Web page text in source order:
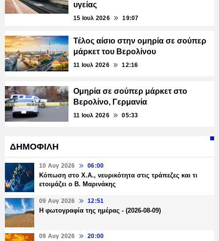
υγείας
15 Ιουλ 2026 19:07
Τέλος αίσιο στην ομηρία σε σούπερ
μάρκετ του Βερολίνου
11 Ιουλ 2026 12:16
Ομηρία σε σούπερ μάρκετ στο
Βερολίνο, Γερμανία
11 Ιουλ 2026 05:33
ΔΗΜΟΦΙΛΗ
10 Αυγ 2026 06:00
Κόπωση στο Χ.Α., νευρικότητα στις τράπεζες και τι
ετοιμάζει ο Β. Μαρινάκης
09 Αυγ 2026 12:51
Η φωτογραφία της ημέρας - (2026-08-09)
09 Αυγ 2026 20:00